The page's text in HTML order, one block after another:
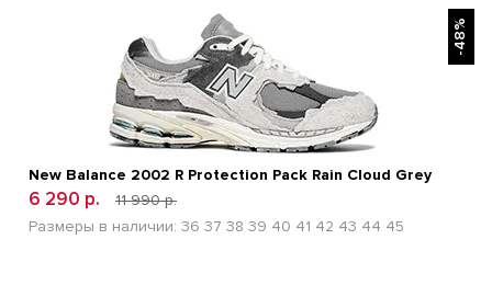
-48%
New Balance 2002 R Protection Pack Rain Cloud Grey
6 290 р.
11 990 р.
Размеры в наличии: 36 37 38 39 40 41 42 43 44 45